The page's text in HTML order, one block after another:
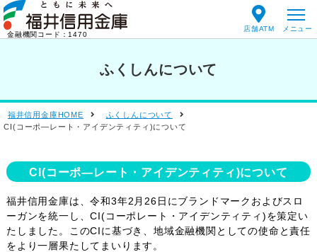
金融機関コード：1470
店舗ATM
ふくしんについて
福井信用金庫HOME
ふくしんについて
CI(コーポ―レート・アイデンティティ)について
CI(コーポ―レート・アイデンティティ)について
福井信用金庫は、令和3年2月26日にブランドマークおよびスロ
ーガンを統一し、CI(コーポレート・アイデンティティ)を策定い
たしました。このCIに基づき、地域金融機関としての使命と責任
をより一層果たしてまいります。